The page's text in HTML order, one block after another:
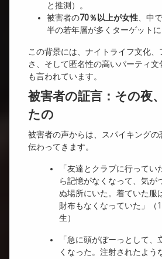
と推測）。
被害者の70％以上が女性、中
半の若年層が多くターゲットに
この背景には、ナイトライフ文化
さ、そして匿名性の高いパーティ文
も言われています。
被害者の証言：その夜
たの
被害者の声からは、スパイキングの
伝わってきます。
「友達とクラブに行ってい
ら記憶がなくなって、気が
ぬ場所にいた。着ていた服
財布もなくなっていた」（
生）
「急に頭がぼーっとして、
くなった。注射されたよう